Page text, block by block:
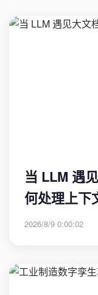
当 LLM 遇
何处理上下
2026/8/9 0:00:02